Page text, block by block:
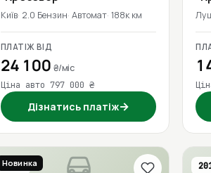
Київ 2.0 Бензин Автомат 188к км
ПЛАТІЖ ВІД
24 100 ₴/міс
Ціна авто 797 000 ₴
Дізнатись платіж→
2016
Новинка